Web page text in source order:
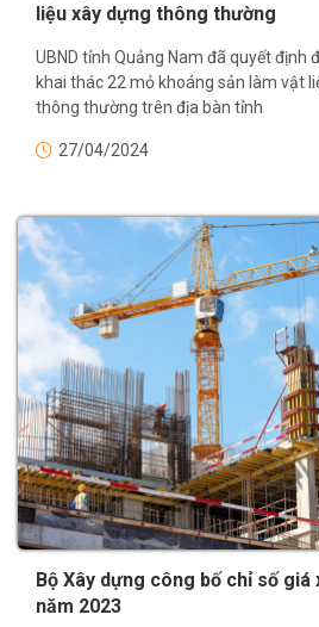
liệu xây dựng thông thường
UBND tỉnh Quảng Nam đã quyết định
khai thác 22 mỏ khoáng sản làm vật
thông thường trên địa bàn tỉnh
27/04/2024
Bộ Xây dựng công bố chỉ số giá
năm 2023